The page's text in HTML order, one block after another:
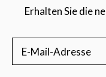
Erhalten Sie die